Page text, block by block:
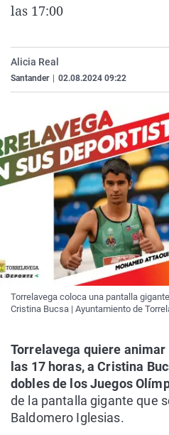
las 17:00
Alicia Real
Santander 02.08.2024 09:22
Torrelavega coloca una pantalla
Cristina Bucsa | Ayuntamiento de
Torrelavega quiere
las 17 horas, a Cristina
dobles de los Juegos
de la pantalla gigante que
Baldomero Iglesias.